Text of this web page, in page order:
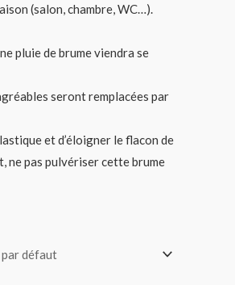
(salon, chambre, WC…).
pluie de brume viendra se
seront remplacées par
et d’éloigner le flacon de
ne pas pulvériser cette brume